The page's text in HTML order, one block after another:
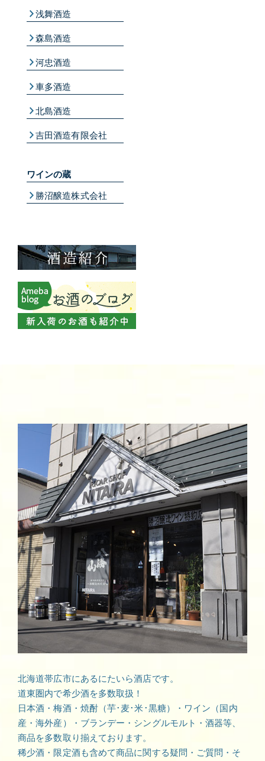
浅舞酒造
森島酒造
河忠酒造
車多酒造
北島酒造
吉田酒造有限会社
ワインの蔵
勝沼醸造株式会社
北海道帯広市にあるにたいら酒店です。
道東圏内で希少酒を多数取扱！
日本酒・梅酒・焼酎（芋･麦･米･黒糖）・ワイン（国内
産・海外産）・ブランデー・シングルモルト・酒器等、
商品を多数取り揃えております。
稀少酒・限定酒も含めて商品に関する疑問・ご質問・そ